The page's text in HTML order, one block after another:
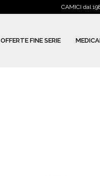
CAMICI dal
OFFERTE FINE SERIE